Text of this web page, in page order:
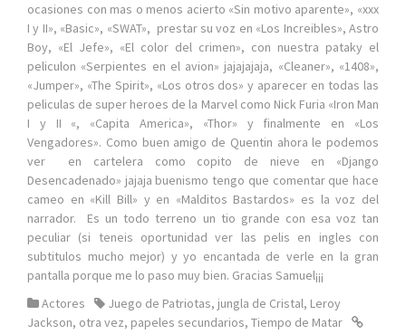
ocasiones con mas o menos acierto «Sin motivo aparente», «xxx
I y II», «Basic», «SWAT», prestar su voz en «Los Increibles», Astro
Boy, «El Jefe», «El color del crimen», con nuestra pataky el
peliculon «Serpientes en el avion» jajajajaja, «Cleaner», «1408»,
«Jumper», «The Spirit», «Los otros dos» y aparecer en todas las
peliculas de super heroes de la Marvel como Nick Furia «Iron Man
I y II «, «Capita America», «Thor» y finalmente en «Los
Vengadores». Como buen amigo de Quentin ahora le podemos
ver en cartelera como copito de nieve en «Django
Desencadenado» jajaja buenismo tengo que comentar que hace
cameo en «Kill Bill» y en «Malditos Bastardos» es la voz del
narrador. Es un todo terreno un tio grande con esa voz tan
peculiar (si teneis oportunidad ver las pelis en ingles con
subtitulos mucho mejor) y yo encantada de verle en la gran
pantalla porque me lo paso muy bien. Gracias Samuel¡¡¡
Actores
Juego de Patriotas, jungla de Cristal, Leroy
Jackson, otra vez, papeles secundarios, Tiempo de Matar